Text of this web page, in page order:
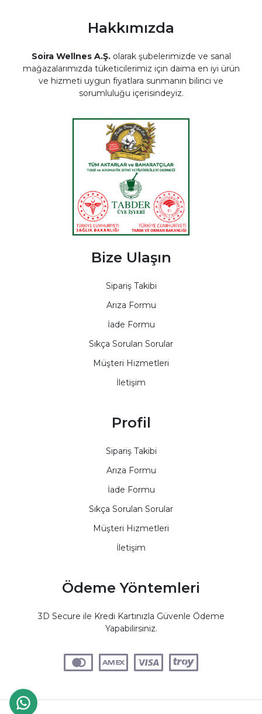
Hakkımızda
Soira Wellnes A.Ş.olarak şubelerimizde ve sanal
mağazalarımızda tüketicilerimiz için daima en iyi ürün
ve hizmeti uygun fiyatlara sunmanın bilinci ve
sorumluluğu içerisindeyiz.
Bize Ulaşın
Sipariş Takibi
Arıza Formu
İade Formu
Sıkça Sorulan Sorular
Müşteri Hizmetleri
İletişim
Profil
Sipariş Takibi
Arıza Formu
İade Formu
Sıkça Sorulan Sorular
Müşteri Hizmetleri
İletişim
Ödeme Yöntemleri
3D Secure ile Kredi Kartınızla Güvenle Ödeme
Yapabilirsiniz.